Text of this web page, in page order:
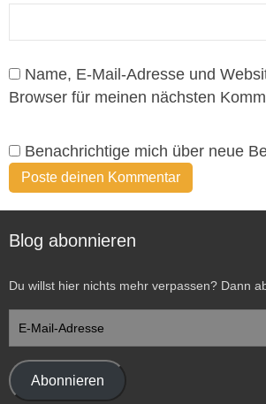
Name, E-Mail-Adresse und
Browser für meinen nächsten
Benachrichtige mich über neue
Blog abonnieren
Du willst hier nichts mehr verpassen? Dann
Adresse
Abonnieren